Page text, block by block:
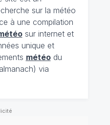
sur la météo
à une compilation
sur internet et
unique et
météodu
via